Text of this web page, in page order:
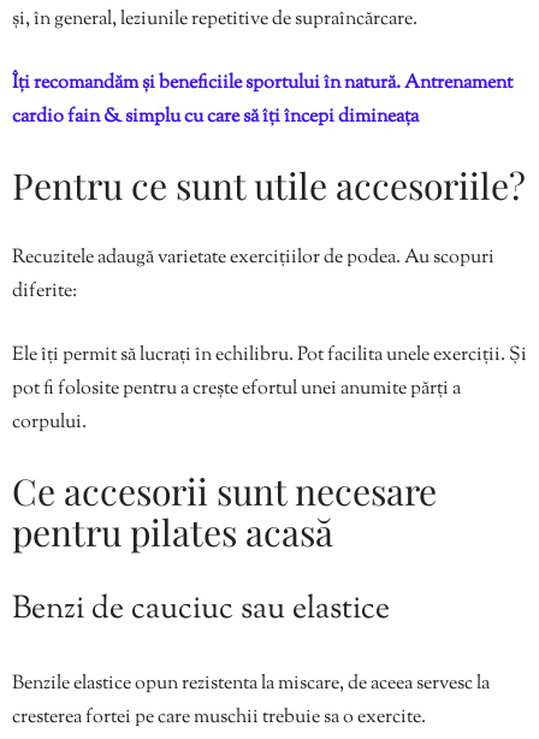
și, în general, leziunile repetitive de supraîncărcare.
Îți recomandăm și beneficiile sportului în natură. Antrenament
cardio fain & simplu cu care să îți începi dimineața
Pentru ce sunt utile accesoriile?
Recuzitele adaugă varietate exercițiilor de podea. Au scopuri
diferite:
Ele îți permit să lucrați în echilibru. Pot facilita unele exerciții. Și
pot fi folosite pentru a crește efortul unei anumite părți a
corpului.
Ce accesorii sunt necesare
pentru pilates acasă
Benzi de cauciuc sau elastice
Benzile elastice opun rezistenta la miscare, de aceea servesc la
cresterea fortei pe care muschii trebuie sa o exercite.